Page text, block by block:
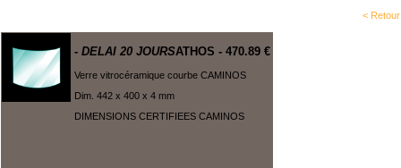
< Retour
ATHOS
- DELAI 20 JOURS - 470.89 €
Verre vitrocéramique courbe CAMINOS
Dim. 442 x 400 x 4 mm
DIMENSIONS CERTIFIEES CAMINOS